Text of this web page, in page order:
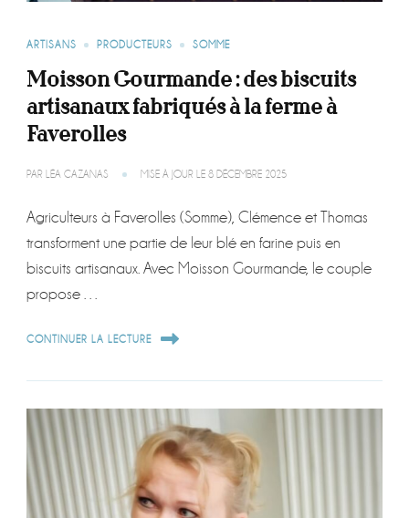
ARTISANS PRODUCTEURS SOMME
Moisson Gourmande : des biscuits
artisanaux fabriqués à la ferme à
Faverolles
PAR LÉA CAZANAS MISE À JOUR LE 8 DÉCEMBRE 2025
Agriculteurs à Faverolles (Somme), Clémence et Thomas
transforment une partie de leur blé en farine puis en
biscuits artisanaux. Avec Moisson Gourmande, le couple
propose …
CONTINUER LA LECTURE